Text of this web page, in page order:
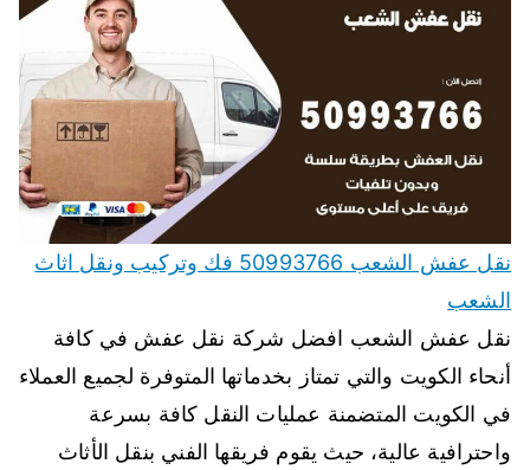
نقل عفش الشعب 50993766 فك وتركيب ونقل اثاث
الشعب
نقل عفش الشعب افضل شركة نقل عفش في كافة
أنحاء الكويت والتي تمتاز بخدماتها المتوفرة لجميع العملاء
في الكويت المتضمنة عمليات النقل كافة بسرعة
واحترافية عالية، حيث يقوم فريقها الفني بنقل الأثاث